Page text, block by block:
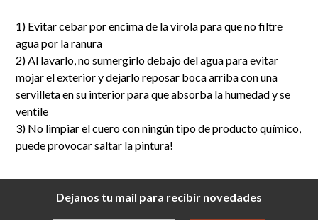
1) Evitar cebar por encima de la virola para que no filtre
agua por la ranura
2) Al lavarlo, no sumergirlo debajo del agua para evitar
mojar el exterior y dejarlo reposar boca arriba con una
servilleta en su interior para que absorba la humedad y se
ventile
3) No limpiar el cuero con ningún tipo de producto químico,
puede provocar saltar la pintura!
Dejanos tu mail para recibir novedades